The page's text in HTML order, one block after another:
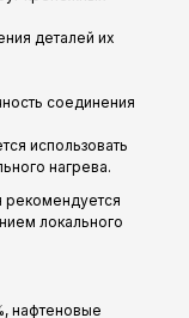
деталей их
соединения
использовать
нагрева.
локального
нафтеновые